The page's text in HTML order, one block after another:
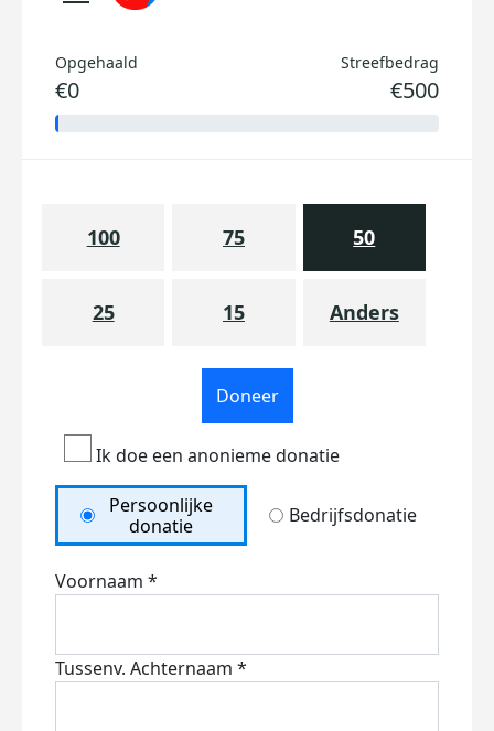
Opgehaald
€0
Streefbedrag
€500
100 75 50
25 15 Anders
Doneer
Ik doe een anonieme donatie
Persoonlijke
donatie
Bedrijfsdonatie
Voornaam *
Tussenv. Achternaam *